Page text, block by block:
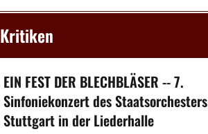
Kritiken
EIN FEST DER BLECHBLÄSER -- 7.
Sinfoniekonzert des Staatsorchesters
Stuttgart in der Liederhalle